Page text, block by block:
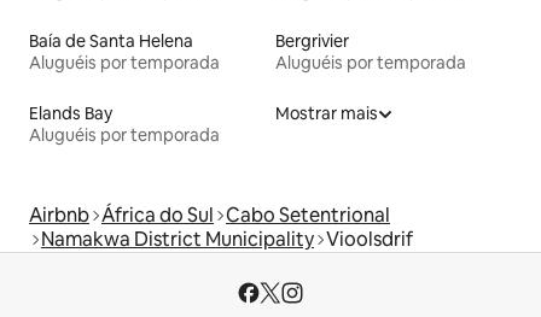
Baía de Santa Helena
Aluguéis por temporada
Bergrivier
Aluguéis por temporada
Elands Bay
Aluguéis por temporada
Mostrar mais
Airbnb África do Sul Cabo Setentrional
Namakwa District Municipality Vioolsdrif